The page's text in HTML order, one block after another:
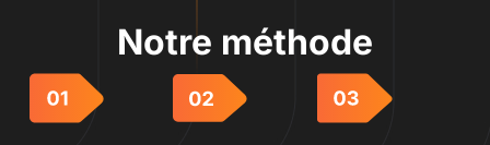
Notre méthode